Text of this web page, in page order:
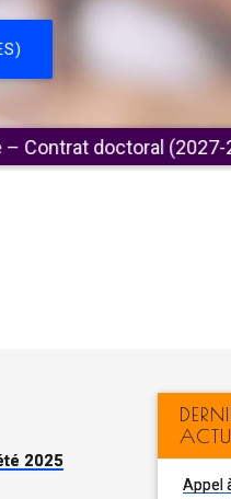
(2027-2030)⋅⋅⋅⋅⋅⋅⋅⋅
2025
Appel